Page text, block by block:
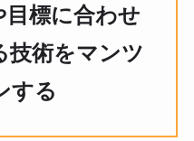
目標に合わせ
技術をマンツ
する